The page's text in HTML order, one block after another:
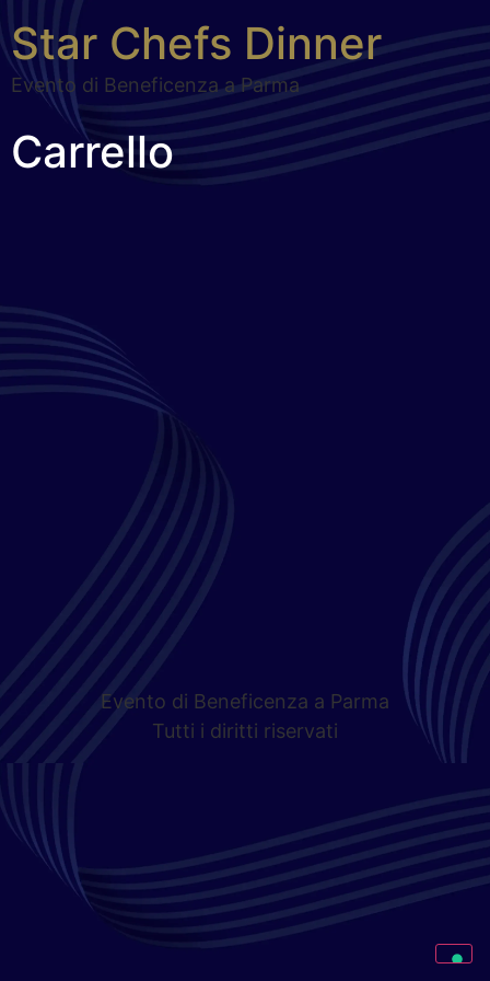
Star Chefs Dinner
Evento di Beneficenza a Parma
Carrello
Evento di Beneficenza a Parma
Tutti i diritti riservati